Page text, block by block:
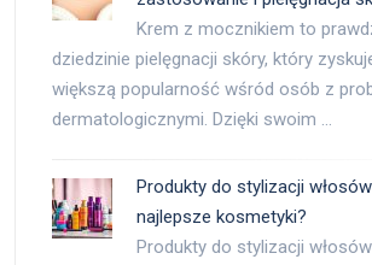
Krem z mocznikiem to
dziedzinie pielęgnacji skóry, który
większą popularność wśród osób z
dermatologicznymi. Dzięki swoim …
Produkty do stylizacji
najlepsze kosmetyki?
Produkty do stylizacji